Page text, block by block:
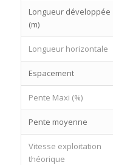
Longueur développée
(m)
Longueur horizontale
Espacement
Pente Maxi (%)
Pente moyenne
Vitesse exploitation
théorique